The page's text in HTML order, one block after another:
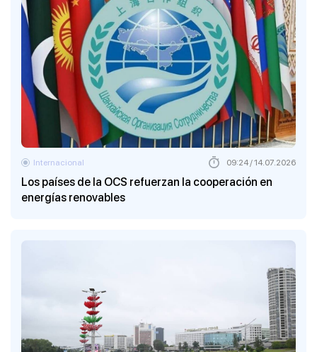
Los países de la OCS refuerzan la cooperación en
energías renovables
Internacional 09:24 / 14.07.2026